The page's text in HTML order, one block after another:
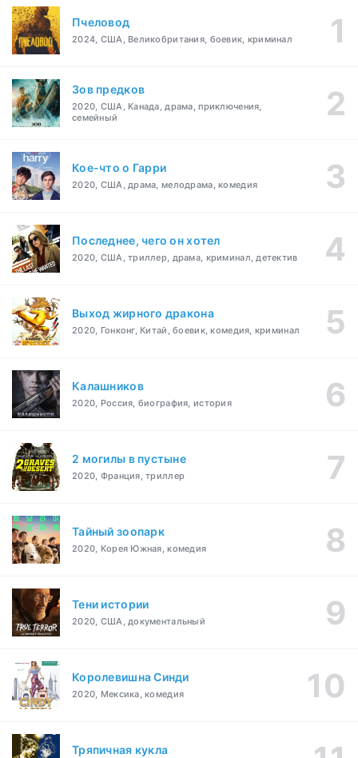
Пчеловод
2024, США, Великобритания, боевик, криминал
Зов предков
2020, США, Канада, драма, приключения,
семейный
Кое-что о Гарри
2020, США, драма, мелодрама, комедия
Последнее, чего он хотел
2020, США, триллер, драма, криминал, детектив
Выход жирного дракона
2020, Гонконг, Китай, боевик, комедия, криминал
Калашников
2020, Россия, биография, история
2 могилы в пустыне
2020, Франция, триллер
Тайный зоопарк
2020, Корея Южная, комедия
Тени истории
2020, США, документальный
Королевишна Синди
2020, Мексика, комедия
Тряпичная кукла